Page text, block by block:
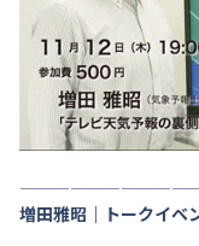
増田雅昭｜トークイベ